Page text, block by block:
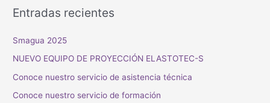
Entradas recientes
Smagua 2025
NUEVO EQUIPO DE PROYECCIÓN ELASTOTEC-S
Conoce nuestro servicio de asistencia técnica
Conoce nuestro servicio de formación